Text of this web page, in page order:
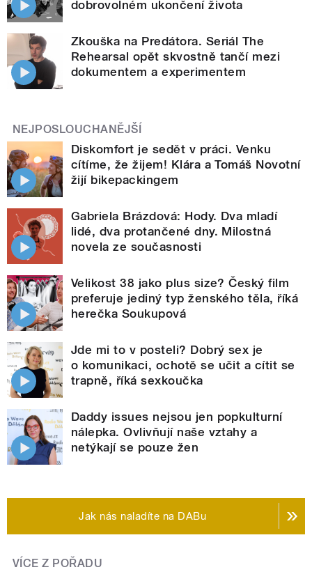
dobrovolném ukončení života
Zkouška na Predátora. Seriál The
Rehearsal opět skvostně tančí mezi
dokumentem a experimentem
NEJPOSLOUCHANĚJŠÍ
Diskomfort je sedět v práci. Venku
cítíme, že žijem! Klára a Tomáš Novotní
žijí bikepackingem
Gabriela Brázdová: Hody. Dva mladí
lidé, dva protančené dny. Milostná
novela ze současnosti
Velikost 38 jako plus size? Český film
preferuje jediný typ ženského těla, říká
herečka Soukupová
Jde mi to v posteli? Dobrý sex je
o komunikaci, ochotě se učit a cítit se
trapně, říká sexkoučka
Daddy issues nejsou jen popkulturní
nálepka. Ovlivňují naše vztahy a
netýkají se pouze žen
Jak nás naladíte na DABu
VÍCE Z POŘADU